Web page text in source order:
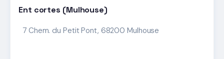
Ent cortes (Mulhouse)
7 Chem. du Petit Pont, 68200 Mulhouse